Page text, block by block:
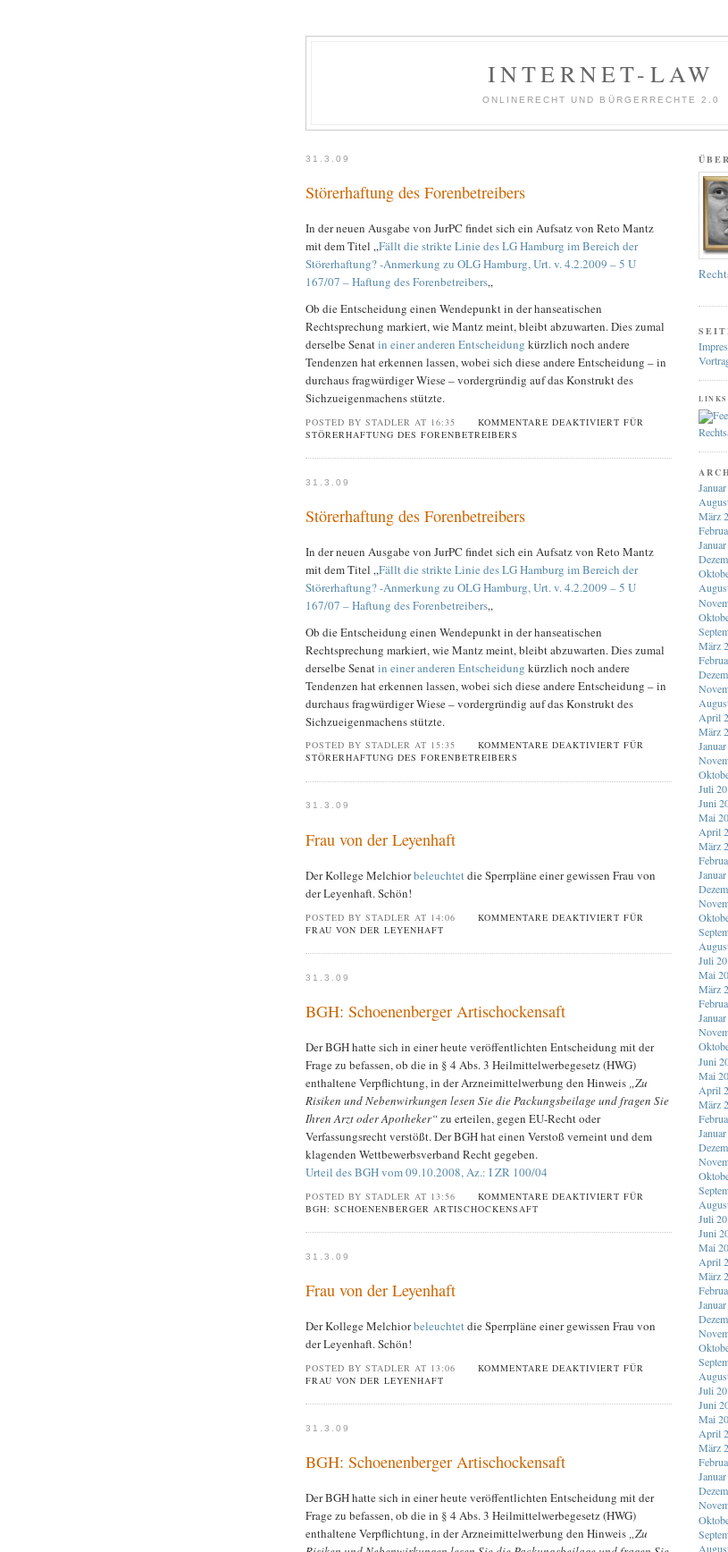
INTERNET-LAW
ONLINERECHT UND BÜRGERRECHTE 2.0
31.3.09
Störerhaftung des Forenbetreibers
In der neuen Ausgabe von JurPC findet sich ein Aufsatz von Reto Mantz
mit dem Titel „Fällt die strikte Linie des LG Hamburg im Bereich der
Störerhaftung? -Anmerkung zu OLG Hamburg, Urt. v. 4.2.2009 – 5 U
167/07 – Haftung des Forenbetreibers„
Ob die Entscheidung einen Wendepunkt in der hanseatischen
Rechtsprechung markiert, wie Mantz meint, bleibt abzuwarten. Dies zumal
derselbe Senatin einer anderen Entscheidung kürzlich noch andere
Tendenzen hat erkennen lassen, wobei sich diese andere Entscheidung – in
durchaus fragwürdiger Wiese – vordergründig auf das Konstrukt des
Sichzueigenmachens stützte.
POSTED BY STADLER AT 16:35 KOMMENTARE DEAKTIVIERT FÜR
STÖRERHAFTUNG DES FORENBETREIBERS
31.3.09
Störerhaftung des Forenbetreibers
In der neuen Ausgabe von JurPC findet sich ein Aufsatz von Reto Mantz
mit dem Titel „Fällt die strikte Linie des LG Hamburg im Bereich der
Störerhaftung? -Anmerkung zu OLG Hamburg, Urt. v. 4.2.2009 – 5 U
167/07 – Haftung des Forenbetreibers„
Ob die Entscheidung einen Wendepunkt in der hanseatischen
Rechtsprechung markiert, wie Mantz meint, bleibt abzuwarten. Dies zumal
derselbe Senatin einer anderen Entscheidung kürzlich noch andere
Tendenzen hat erkennen lassen, wobei sich diese andere Entscheidung – in
durchaus fragwürdiger Wiese – vordergründig auf das Konstrukt des
Sichzueigenmachens stützte.
POSTED BY STADLER AT 15:35 KOMMENTARE DEAKTIVIERT FÜR
STÖRERHAFTUNG DES FORENBETREIBERS
31.3.09
Frau von der Leyenhaft
Der Kollege Melchiorbeleuchtetdie Sperrpläne einer gewissen Frau von
der Leyenhaft. Schön!
POSTED BY STADLER AT 14:06 KOMMENTARE DEAKTIVIERT FÜR
FRAU VON DER LEYENHAFT
31.3.09
BGH: Schoenenberger Artischockensaft
Der BGH hatte sich in einer heute veröffentlichten Entscheidung mit der
Frage zu befassen, ob die in § 4 Abs. 3 Heilmittelwerbegesetz (HWG)
enthaltene Verpflichtung, in der Arzneimittelwerbung den Hinweis „Zu
Risiken und Nebenwirkungen lesen Sie die Packungsbeilage und fragen Sie
Ihren Arzt oder Apotheker“zu erteilen, gegen EU-Recht oder
Verfassungsrecht verstößt. Der BGH hat einen Verstoß verneint und dem
klagenden Wettbewerbsverband Recht gegeben.
Urteil des BGH vom 09.10.2008, Az.: I ZR 100/04
POSTED BY STADLER AT 13:56 KOMMENTARE DEAKTIVIERT FÜR
BGH: SCHOENENBERGER ARTISCHOCKENSAFT
31.3.09
Frau von der Leyenhaft
Der Kollege Melchiorbeleuchtetdie Sperrpläne einer gewissen Frau von
der Leyenhaft. Schön!
POSTED BY STADLER AT 13:06 KOMMENTARE DEAKTIVIERT FÜR
FRAU VON DER LEYENHAFT
31.3.09
BGH: Schoenenberger Artischockensaft
Der BGH hatte sich in einer heute veröffentlichten Entscheidung mit der
Frage zu befassen, ob die in § 4 Abs. 3 Heilmittelwerbegesetz (HWG)
enthaltene Verpflichtung, in der Arzneimittelwerbung den Hinweis „Zu
LINKS
März
März
April
März
Juli
Juni
Mai
April
März
Juli
Mai
März
Juni
Mai
April
März
Juli
Juni
Mai
April
März
Juli
Juni
Mai
April
März